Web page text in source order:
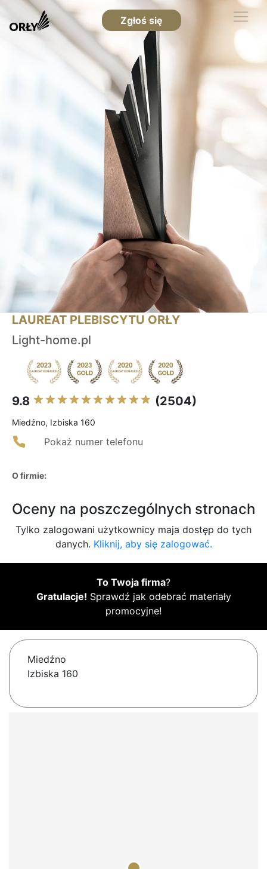
Zgłoś się
LAUREAT PLEBISCYTU ORŁY
Light-home.pl
9.8 (2504)
Miedźno, Izbiska 160
Pokaż numer telefonu
O firmie:
Oceny na poszczególnych stronach
Tylko zalogowani użytkownicy maja dostęp do tych
danych. Kliknij, aby się zalogować.
To Twoja firma?
Gratulacje! Sprawdź jak odebrać materiały
promocyjne!
Miedźno
Izbiska 160